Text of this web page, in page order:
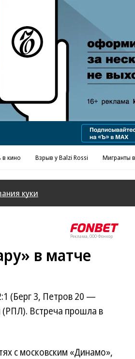
www.kommersant.ru/ad
в кино Взрыв у Balzi Rossi Мигранты
куки
Реклама, ООО Фонкор
в матче
(Берг 3, Петров 20 —
(РПЛ). Встреча прошла в
с московским «Динамо»,